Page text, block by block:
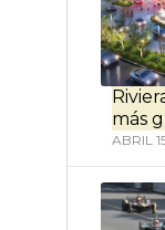
más
ABRIL